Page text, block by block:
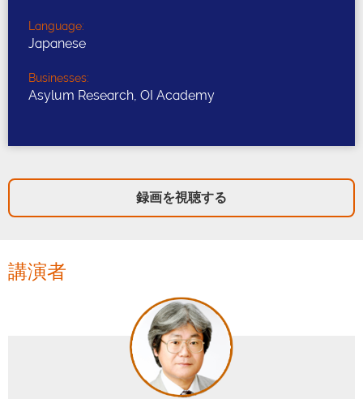
Language:
Japanese
Businesses:
Asylum Research, OI Academy
録画を視聴する
講演者